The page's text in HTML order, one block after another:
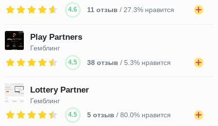
4.6 11 отзыв / 27.3% нравится
Play Partners
Гемблинг
4.5 38 отзыв / 5.3% нравится
Lottery Partner
Гемблинг
4.5 5 отзыв / 80.0% нравится